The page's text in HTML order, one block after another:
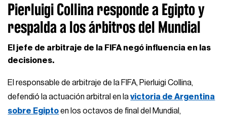
Pierluigi Collina responde a Egipto y
respalda a los árbitros del Mundial
El jefe de arbitraje de la FIFA negó influencia en las
decisiones.
El responsable de arbitraje de la FIFA, Pierluigi Collina,
defendió la actuación arbitral en lavictoria de Argentina
sobre Egiptoen los octavos de final del Mundial,